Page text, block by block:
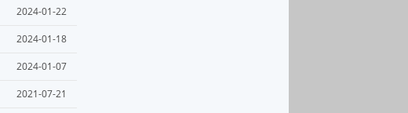
2024-01-22
2024-01-18
2024-01-07
2021-07-21